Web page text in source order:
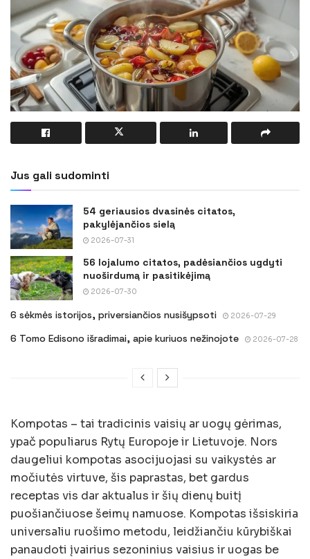
Jus gali sudominti
54 geriausios dvasinės citatos,
pakylėjančios sielą
2026-07-31
56 lojalumo citatos, padėsiančios ugdyti
nuoširdumą ir pasitikėjimą
2026-07-30
6 sėkmės istorijos, priversiančios nusišypsoti 2026-07-29
6 Tomo Edisono išradimai, apie kuriuos nežinojote 2026-07-28
Kompotas – tai tradicinis vaisių ar uogų gėrimas,
ypač populiarus Rytų Europoje ir Lietuvoje. Nors
daugeliui kompotas asocijuojasi su vaikystės ar
močiutės virtuve, šis paprastas, bet gardus
receptas vis dar aktualus ir šių dienų buitį
puošiančiuose šeimų namuose. Kompotas išsiskiria
universaliu ruošimo metodu, leidžiančiu kūrybiškai
panaudoti įvairius sezoninius vaisius ir uogas be